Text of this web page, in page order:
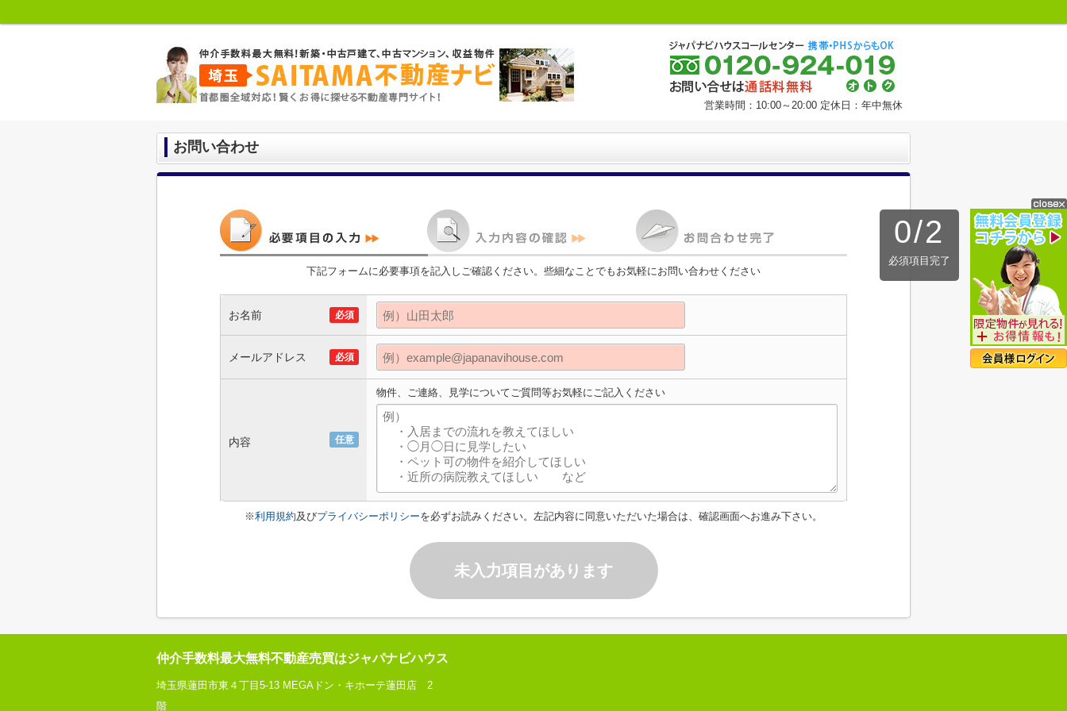
営業時間：10:00～20:00 定休日：年中無休
お問い合わせ
0/2
必須項目完了
下記フォームに必要事項を記入しご確認ください。些細なことでもお気軽にお問い合わせください
お名前 必須
メールアドレス 必須
内容 任意
物件、ご連絡、見学についてご質問等お気軽にご記入ください
※利用規約及びプライバシーポリシーを必ずお読みください。左記内容に同意いただいた場合は、確認画面へお進み下さい。
未入力項目があります
仲介手数料最大無料不動産売買はジャパナビハウス
埼玉県蓮田市東４丁目5-13 MEGAドン・キホーテ蓮田店 2
階